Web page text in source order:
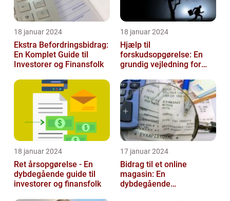
18 januar 2024
Ekstra Befordringsbidrag:
En Komplet Guide til
Investorer og Finansfolk
18 januar 2024
Hjælp til
forskudsopgørelse: En
grundig vejledning for
18 januar 2024
Ret årsopgørelse - En
dybdegående guide til
investorer og finansfolk
17 januar 2024
Bidrag til et online
magasin: En
dybdegående